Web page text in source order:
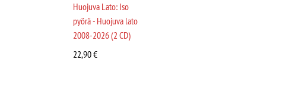
Huojuva Lato: Iso
pyörä - Huojuva lato
2008-2026 (2 CD)
22,90€